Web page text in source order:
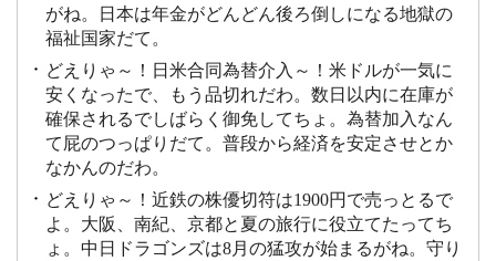
がね。日本は年金がどんどん後ろ倒しになる地獄の
福祉国家だて。
どえりゃ～！日米合同為替介入～！米ドルが一気に
安くなったで、もう品切れだわ。数日以内に在庫が
確保されるでしばらく御免してちょ。為替加入なん
て屁のつっぱりだて。普段から経済を安定させとか
なかんのだわ。
どえりゃ～！近鉄の株優切符は1900円で売っとるで
よ。大阪、南紀、京都と夏の旅行に役立てたってち
ょ。中日ドラゴンズは8月の猛攻が始まるがね。守り